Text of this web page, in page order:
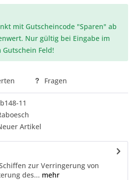
mit Gutscheincode "Sparen" ab
Nur gültig bei Eingabe im
Feld!
Fragen
11
Artikel
zur Verringerung von
des... mehr